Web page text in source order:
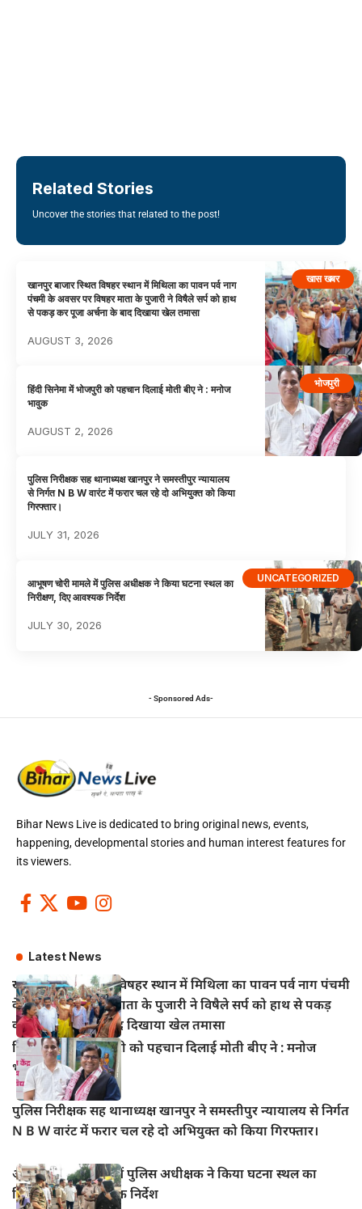
Related Stories
Uncover the stories that related to the post!
खास खबर
खानपुर बाजार स्थित विषहर स्थान में मिथिला का पावन पर्व नाग
पंचमी के अवसर पर विषहर माता के पुजारी ने विषैले सर्प को हाथ
से पकड़ कर पूजा अर्चना के बाद दिखाया खेल तमासा
AUGUST 3, 2026
भोजपुरी
हिंदी सिनेमा में भोजपुरी को पहचान दिलाई मोती बीए ने : मनोज
भावुक
AUGUST 2, 2026
पुलिस निरीक्षक सह थानाध्यक्ष खानपुर ने समस्तीपुर न्यायालय
से निर्गत N B W वारंट में फरार चल रहे दो अभियुक्त को किया
गिरफ्तार।
JULY 31, 2026
UNCATEGORIZED
आभूषण चोरी मामले में पुलिस अधीक्षक ने किया घटना स्थल का
निरीक्षण, दिए आवश्यक निर्देश
JULY 30, 2026
- Sponsored Ads-
Bihar News Live is dedicated to bring original news, events,
happening, developmental stories and human interest features for
its viewers.
Latest News
खानपुर बाजार स्थित विषहर स्थान में मिथिला का पावन पर्व नाग पंचमी
के अवसर पर विषहर माता के पुजारी ने विषैले सर्प को हाथ से पकड़
कर पूजा अर्चना के बाद दिखाया खेल तमासा
हिंदी सिनेमा में भोजपुरी को पहचान दिलाई मोती बीए ने : मनोज
भावुक
पुलिस निरीक्षक सह थानाध्यक्ष खानपुर ने समस्तीपुर न्यायालय से निर्गत
N B W वारंट में फरार चल रहे दो अभियुक्त को किया गिरफ्तार।
आभूषण चोरी मामले में पुलिस अधीक्षक ने किया घटना स्थल का
निरीक्षण, दिए आवश्यक निर्देश